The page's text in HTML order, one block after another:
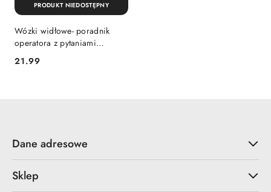
Wózki widłowe- poradnik
operatora z pytaniami
Cena:
21.99
PRODUKT NIEDOSTĘPNY
Dane adresowe
Sklep